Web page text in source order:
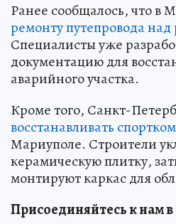
Ранее сообщалось, что в
ремонту путепровода
Специалисты уже
документацию для
аварийного участка.
Кроме того, Санкт-
восстанавливать
Мариуполе. Строители
керамическую плитку,
монтируют каркас для
Присоединяйтесь к нам в